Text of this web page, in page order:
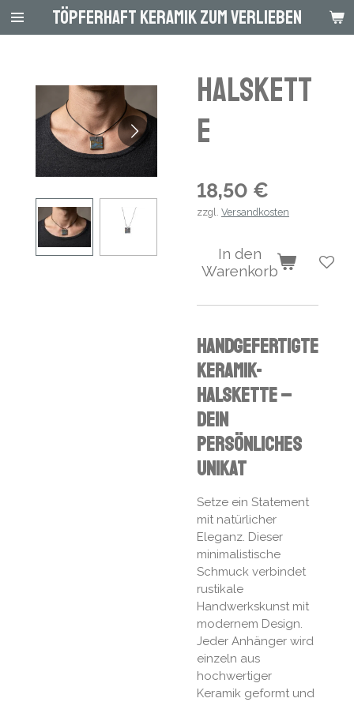
Zum
Hauptinhalt
Töpferhaft Keramik zum Verlieben
Halskett
e
18,50 €
zzgl. Versandkosten
In den
Warenkorb
Handgefertigte
Keramik-
Halskette –
Dein
persönliches
Unikat
Setze ein Statement
mit natürlicher
Eleganz. Dieser
minimalistische
Schmuck verbindet
rustikale
Handwerkskunst mit
modernem Design.
Jeder Anhänger wird
einzeln aus
hochwertiger
Keramik geformt und